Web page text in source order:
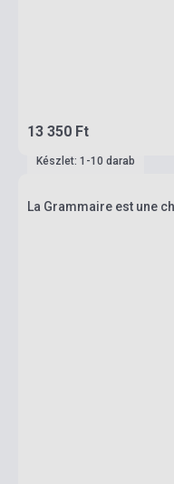
13 350 Ft
Készlet: 1-10 darab
La Grammaire est une